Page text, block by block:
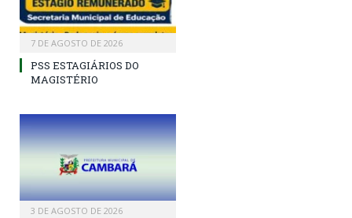
7 DE AGOSTO DE 2026
PSS ESTAGIÁRIOS DO
MAGISTÉRIO
3 DE AGOSTO DE 2026